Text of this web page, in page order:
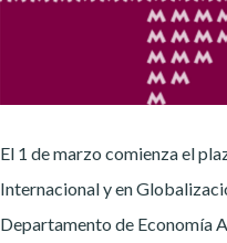
El 1 de marzo comienza el
Internacional y en
Departamento de Economía